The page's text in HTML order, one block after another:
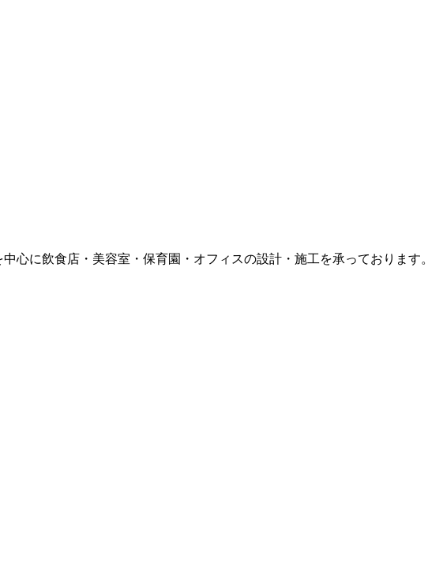
心に飲食店・美容室・保育園・オフィスの設計・施工を承っております。